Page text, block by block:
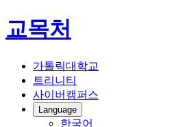
교목처
가톨릭대학교
트리니티
사이버캠퍼스
Language
한국어